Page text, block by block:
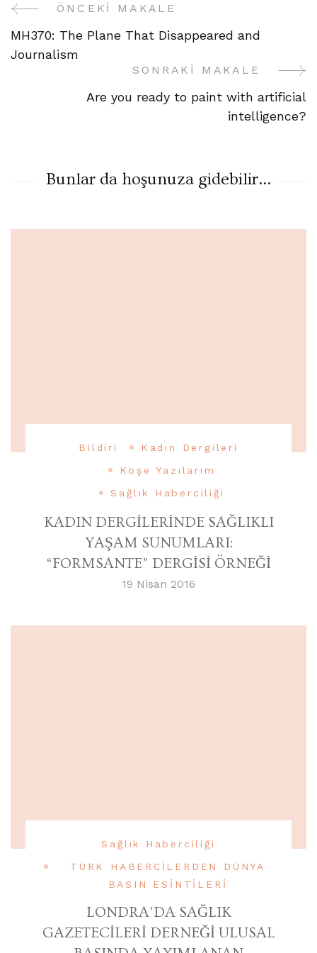
Yazı
Gezinme
ÖNCEKI MAKALE
MH370: The Plane That Disappeared and
Journalism
SONRAKI MAKALE
Are you ready to paint with artificial
intelligence?
Bunlar da hoşunuza gidebilir...
Bildiri
Kadın Dergileri
Köşe Yazılarım
Sağlık Haberciliği
KADIN DERGİLERİNDE SAĞLIKLI
YAŞAM SUNUMLARI:
“FORMSANTE” DERGİSİ ÖRNEĞİ
19 Nisan 2016
Sağlık Haberciliği
TÜRK HABERCİLERDEN DÜNYA
BASIN ESİNTİLERİ
LONDRA’DA SAĞLIK
GAZETECİLERİ DERNEĞİ ULUSAL